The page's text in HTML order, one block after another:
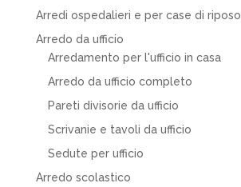
Arredi ospedalieri e per case di riposo
Arredo da ufficio
Arredamento per l'ufficio in casa
Arredo da ufficio completo
Pareti divisorie da ufficio
Scrivanie e tavoli da ufficio
Sedute per ufficio
Arredo scolastico